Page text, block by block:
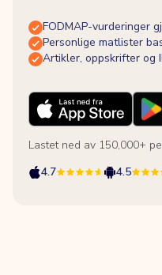
FODMAP-vurderinger
Personlige matlister
Artikler, oppskrifter og
Lastet ned av 150,000+
4.7
4.5